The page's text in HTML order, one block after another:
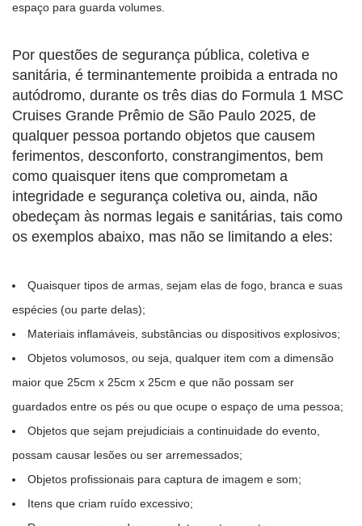
espaço para guarda volumes.
Por questões de segurança pública, coletiva e
sanitária, é terminantemente proibida a entrada no
autódromo, durante os três dias do Formula 1 MSC
Cruises Grande Prêmio de São Paulo 2025, de
qualquer pessoa portando objetos que causem
ferimentos, desconforto, constrangimentos, bem
como quaisquer itens que comprometam a
integridade e segurança coletiva ou, ainda, não
obedeçam às normas legais e sanitárias, tais como
os exemplos abaixo, mas não se limitando a eles:
Quaisquer tipos de armas, sejam elas de fogo, branca e suas
espécies (ou parte delas);
Materiais inflamáveis, substâncias ou dispositivos explosivos;
Objetos volumosos, ou seja, qualquer item com a dimensão
maior que 25cm x 25cm x 25cm e que não possam ser
guardados entre os pés ou que ocupe o espaço de uma pessoa;
Objetos que sejam prejudiciais a continuidade do evento,
possam causar lesões ou ser arremessados;
Objetos profissionais para captura de imagem e som;
Itens que criam ruído excessivo;